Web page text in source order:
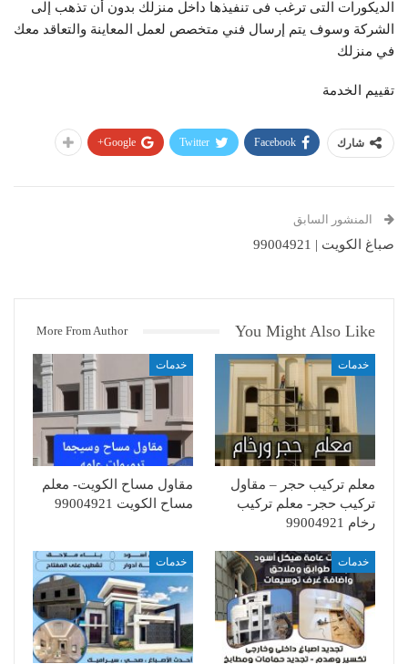
الديكورات التى ترغب فى تنفيذها داخل منزلك بدون أن تذهب إلى
الشركة وسوف يتم إرسال فني متخصص لعمل المعاينة والتعاقد معك
في منزلك
تقييم الخدمة
شارك Facebook
Twitter
Google+
المنشور السابق
صباغ الكويت | 99004921
You Might Also Like
More From Author
خدمات
معلم تركيب حجر – مقاول
تركيب حجر- معلم تركيب
رخام 99004921
خدمات
مقاول مساح الكويت- معلم
مساح الكويت 99004921
خدمات خدمات